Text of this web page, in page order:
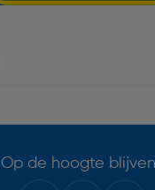
Op de hoogte